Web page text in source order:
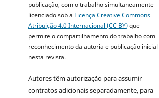
publicação, com o trabalho simultaneamente
licenciado sob a Licença Creative Commons
Atribuição 4.0 Internacional (CC BY)que
permite o compartilhamento do trabalho com
reconhecimento da autoria e publicação inicial
nesta revista.
Autores têm autorização para assumir
contratos adicionais separadamente, para